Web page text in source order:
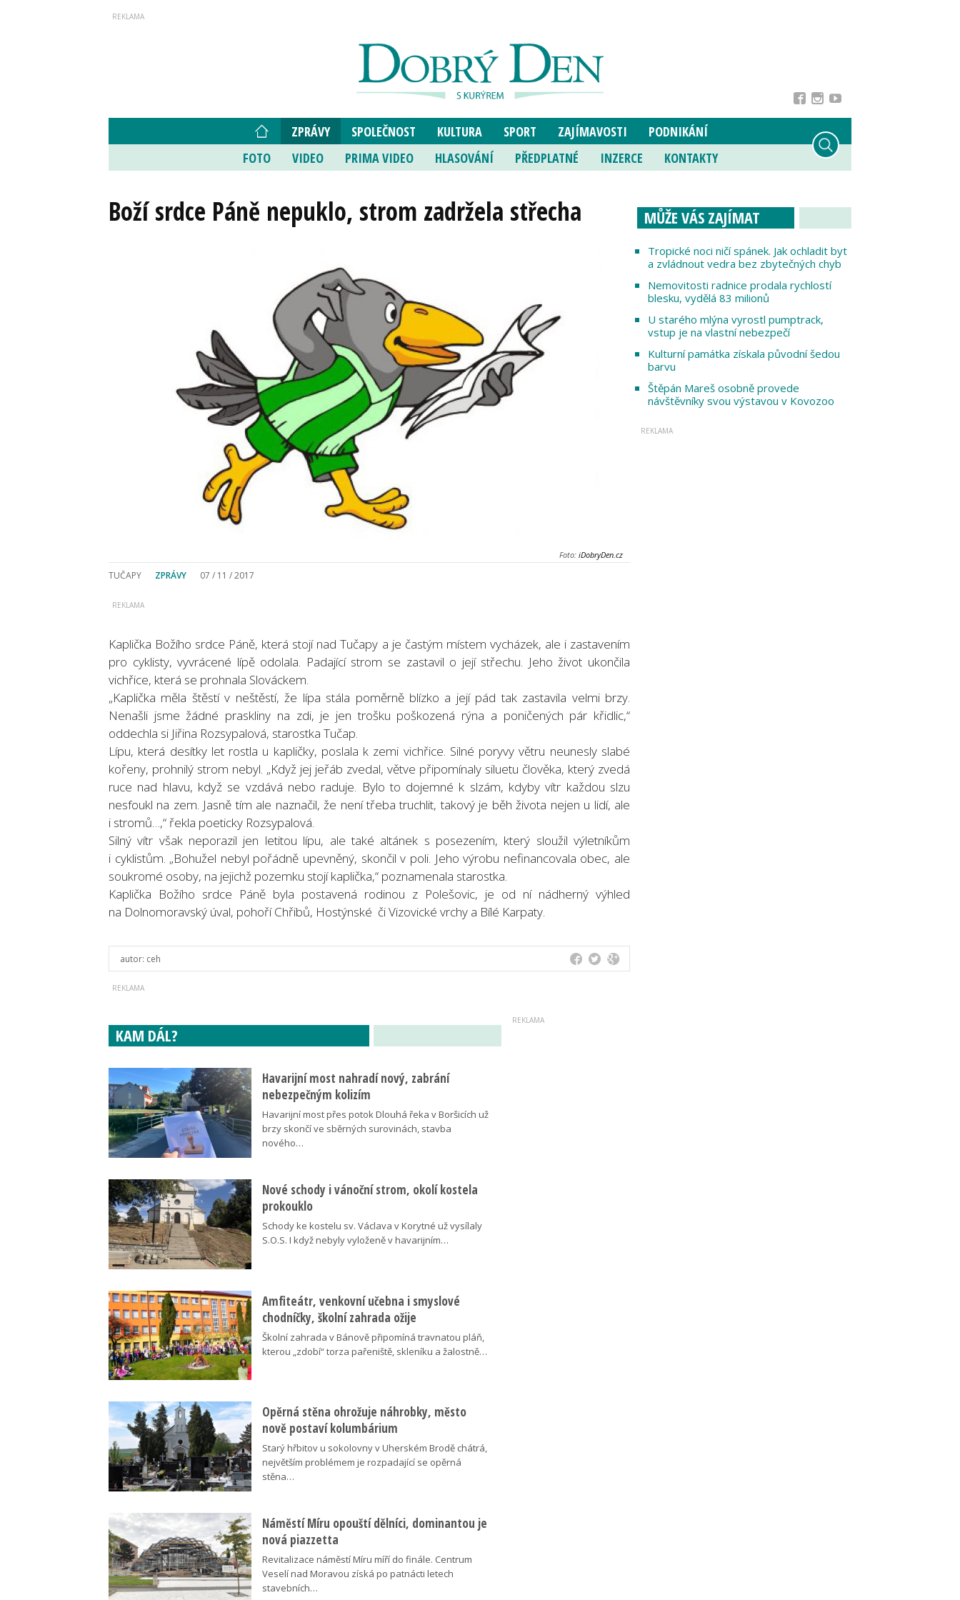
ZPRÁVY SPOLEČNOST KULTURA SPORT ZAJÍMAVOSTI
PODNIKÁNÍ
FOTO
VIDEO PRIMA VIDEO HLASOVÁNÍ PŘEDPLATNÉ INZERCE KONTAKTY
Boží srdce Páně nepuklo, strom zadržela střecha
Foto: iDobryDen.cz
TUČAPY ZPRÁVY 07 / 11 / 2017
Kaplička Božího srdce Páně, která stojí nad Tučapy a je častým místem vycházek, ale i zastavením
pro cyklisty, vyvrácené lípě odolala. Padající strom se zastavil o její střechu. Jeho život ukončila
vichřice, která se prohnala Slováckem.
„Kaplička měla štěstí v neštěstí, že lípa stála poměrně blízko a její pád tak zastavila velmi brzy.
Nenašli jsme žádné praskliny na zdi, je jen trošku poškozená rýna a poničených pár křidlic,“
oddechla si Jiřina Rozsypalová, starostka Tučap.
Lípu, která desítky let rostla u kapličky, poslala k zemi vichřice. Silné poryvy větru neunesly slabé
kořeny, prohnilý strom nebyl. „Když jej jeřáb zvedal, větve připomínaly siluetu člověka, který zvedá
ruce nad hlavu, když se vzdává nebo raduje. Bylo to dojemné k slzám, kdyby vítr každou slzu
nesfoukl na zem. Jasně tím ale naznačil, že není třeba truchlit, takový je běh života nejen u lidí, ale
i stromů…,“ řekla poeticky Rozsypalová.
Silný vítr však neporazil jen letitou lípu, ale také altánek s posezením, který sloužil výletníkům
i cyklistům. „Bohužel nebyl pořádně upevněný, skončil v poli. Jeho výrobu nefinancovala obec, ale
soukromé osoby, na jejichž pozemku stojí kaplička,“ poznamenala starostka.
Kaplička Božího srdce Páně byla postavená rodinou z Polešovic, je od ní nádherný výhled
na Dolnomoravský úval, pohoří Chřibů, Hostýnské či Vizovické vrchy a Bílé Karpaty.
autor: ceh
MŮŽE VÁS ZAJÍMAT
Tropické noci ničí spánek. Jak ochladit byt
a zvládnout vedra bez zbytečných chyb
Nemovitosti radnice prodala rychlostí
blesku, vydělá 83 milionů
U starého mlýna vyrostl pumptrack,
vstup je na vlastní nebezpečí
Kulturní památka získala původní šedou
barvu
Štěpán Mareš osobně provede
návštěvníky svou výstavou v Kovozoo
KAM DÁL?
Havarijní most nahradí nový, zabrání
nebezpečným kolizím
Havarijní most přes potok Dlouhá řeka v Boršicích už
brzy skončí ve sběrných surovinách, stavba
nového…
Nové schody i vánoční strom, okolí kostela
prokouklo
Schody ke kostelu sv. Václava v Korytné už vysílaly
S.O.S. I když nebyly vyloženě v havarijním…
Amfiteátr, venkovní učebna i smyslové
chodníčky, školní zahrada ožije
Školní zahrada v Bánově připomíná travnatou pláň,
kterou „zdobí“ torza pařeniště, skleníku a žalostně…
Opěrná stěna ohrožuje náhrobky, město
nově postaví kolumbárium
Starý hřbitov u sokolovny v Uherském Brodě chátrá,
největším problémem je rozpadající se opěrná
stěna…
Náměstí Míru opouští dělníci, dominantou je
nová piazzetta
Revitalizace náměstí Míru míří do finále. Centrum
Veselí nad Moravou získá po patnácti letech
stavebních…